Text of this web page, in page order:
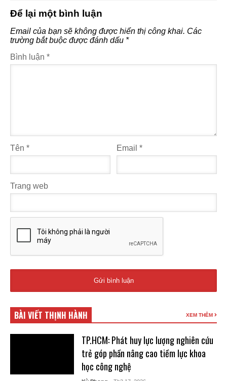
Để lại một bình luận
Email của bạn sẽ không được hiển thị công khai. Các
trường bắt buộc được đánh dấu *
Bình luận *
Tên * Email*
Trang web
BÀI VIẾT THỊNH HÀNH XEM THÊM
TP.HCM: Phát huy lực lượng nghiên cứu
trẻ góp phần nâng cao tiềm lực khoa
học công nghệ